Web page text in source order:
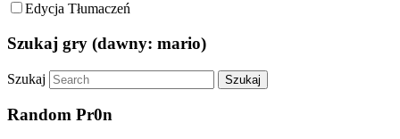
Edycja Tłumaczeń
Szukaj gry (dawny: mario)
Szukaj
Random Pr0n